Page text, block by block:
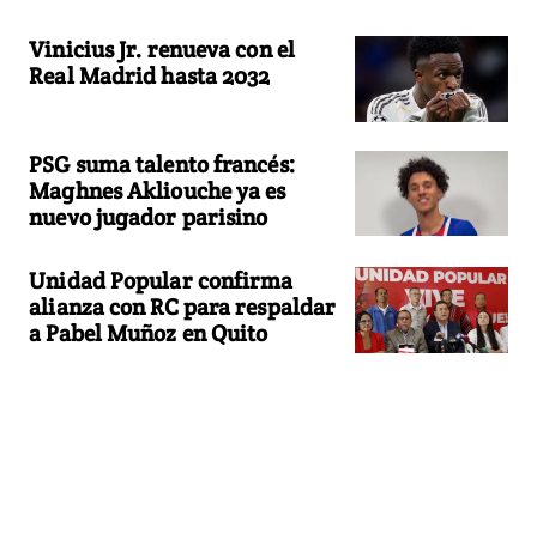
Vinicius Jr. renueva con el
Real Madrid hasta 2032
PSG suma talento francés:
Maghnes Akliouche ya es
nuevo jugador parisino
Unidad Popular confirma
alianza con RC para respaldar
a Pabel Muñoz en Quito